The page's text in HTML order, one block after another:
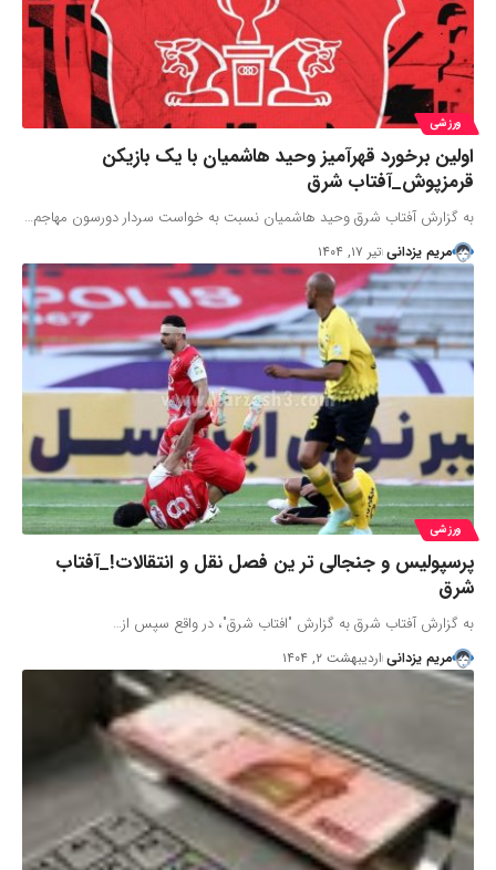
ورزشی
اولین برخورد قهرآمیز وحید هاشمیان با یک بازیکن
قرمزپوش_آفتاب شرق
به گزارش آفتاب شرق وحید هاشمیان نسبت به خواست سردار دورسون مهاجم…
مریم یزدانی تیر ۱۷, ۱۴۰۴
ورزشی
پرسپولیس و جنجالی تر ین فصل نقل و انتقالات!_آفتاب
شرق
به گزارش آفتاب شرق به گزارش "افتاب شرق"، در واقع سپس از…
مریم یزدانی اردیبهشت ۲, ۱۴۰۴